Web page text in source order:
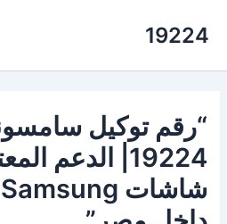
19224
“رقم توكيل
19224| الدعم